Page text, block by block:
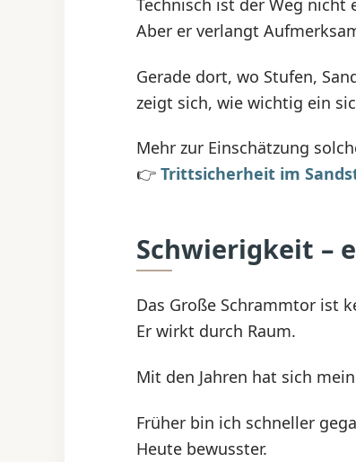
Technisch ist der Weg nicht
Aber er verlangt
Gerade dort, wo Stufen,
zeigt sich, wie wichtig ein
Mehr zur Einschätzung
👉 Trittsicherheit im
Schwierigkeit –
Das Große Schrammtor ist
Er wirkt durch Raum.
Mit den Jahren hat sich
Früher bin ich schneller
Heute bewusster.